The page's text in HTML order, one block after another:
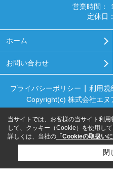
営業時間：
定休日：
ホーム
お問い合わせ
プライバシーポリシー 利用規
Copyright(c) 株式会社エヌ
当サイトでは、お客様の当サイト利
して、クッキー（Cookie）を使用して
詳しくは、当社の 「Cookieの取扱い
閉